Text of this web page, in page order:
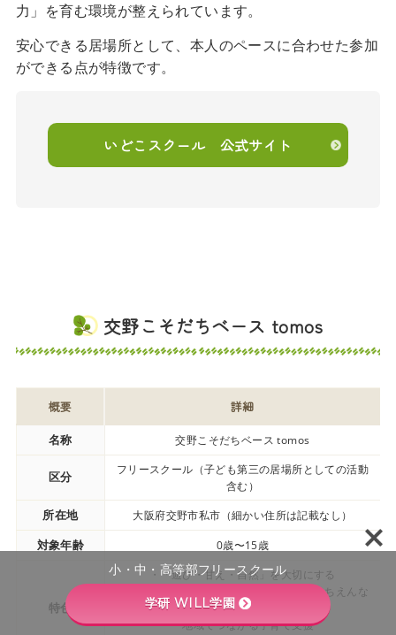
力」を育む環境が整えられています。
安心できる居場所として、本人のペースに合わせた参加
ができる点が特徴です。
いどこスクール 公式サイト
交野こそだちベース tomos
概要 詳細
名称 交野こそだちベース tomos
区分
フリースクール（子ども第三の居場所としての活動
含む）
所在地 大阪府交野市私市（細かい住所は記載なし）
対象年齢 0歳〜15歳
特色
・「遊び・甘え・自然」を大切にする
・子ども食堂、フリースクール、森のようちえんな
ど多様な活動
・地域でつながる子育て支援
小・中・高等部フリースクール
学研 WILL学園